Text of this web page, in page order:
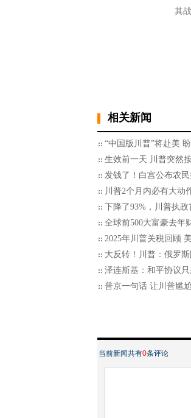
其
相关新闻
“中国版川普”将赴美
生效前一天 川普突然
发钱了！白宫公布农
川普2个月内必有大动
下降了93%，川普执
全球前500大富豪去年
2025年川普关税回顾
大反转！川普：俄罗
泽连斯基：和平协议
普京一句话 让川普尴
当前新闻共有0条评论